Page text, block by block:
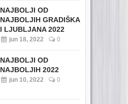
NAJBOLJI OD
NAJBOLJIH GRADIŠKA
I LJUBLJANA 2022
jun 18, 2022 0
NAJBOLJI OD
NAJBOLJIH 2022
jun 10, 2022 0